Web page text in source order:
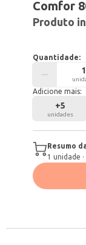
Comfor
Produto
Quantidade:
Adicione mais:
+5
unidades
Resumo
1 unidade ·